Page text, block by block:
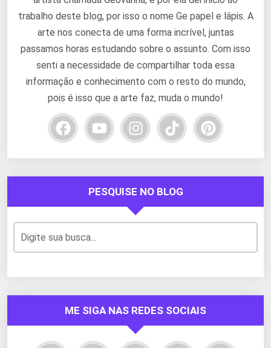
trabalho deste blog, por isso o nome Ge papel e lápis. A
arte nos conecta de uma forma incrível, juntas
passamos horas estudando sobre o assunto. Com isso
senti a necessidade de compartilhar toda essa
informação e conhecimento com o resto do mundo,
pois é isso que a arte faz, muda o mundo!
PESQUISE NO BLOG
ME SIGA NAS REDES SOCIAIS